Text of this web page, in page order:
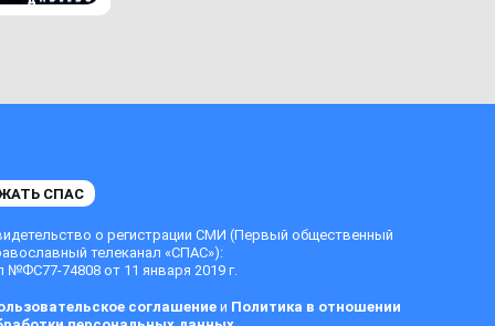
СПАС
о регистрации СМИ (Первый общественный
телеканал «СПАС»):
№ФС77-74808 от 11 января 2019 г.
соглашениеи Политика в отношении